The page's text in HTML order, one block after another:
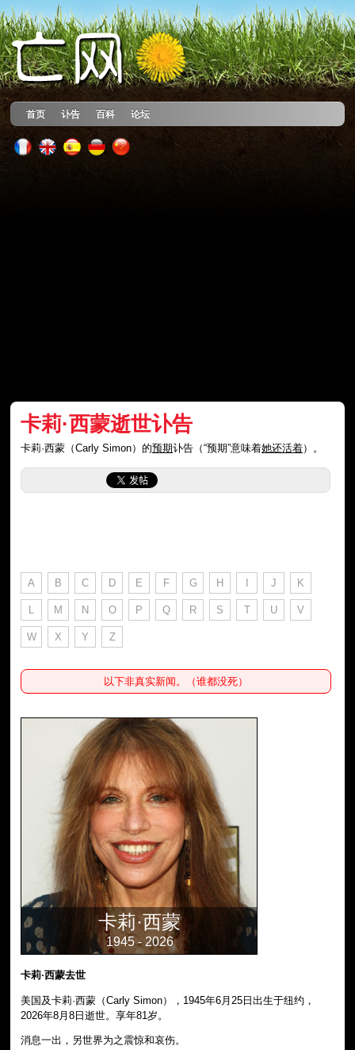
首页 讣告 百科 论坛
卡莉·西蒙逝世讣告
卡莉·西蒙（Carly Simon）的预期讣告（“预期”意味着她还活着）。
A B C D E F G H I J K
L M N O P Q R S T U V
W X Y Z
以下非真实新闻。（谁都没死）
卡莉·西蒙
1945 - 2026
卡莉·西蒙去世
美国及卡莉·西蒙（Carly Simon），1945年6月25日出生于纽约，
2026年8月8日逝世。享年81岁。
消息一出，另世界为之震惊和哀伤。